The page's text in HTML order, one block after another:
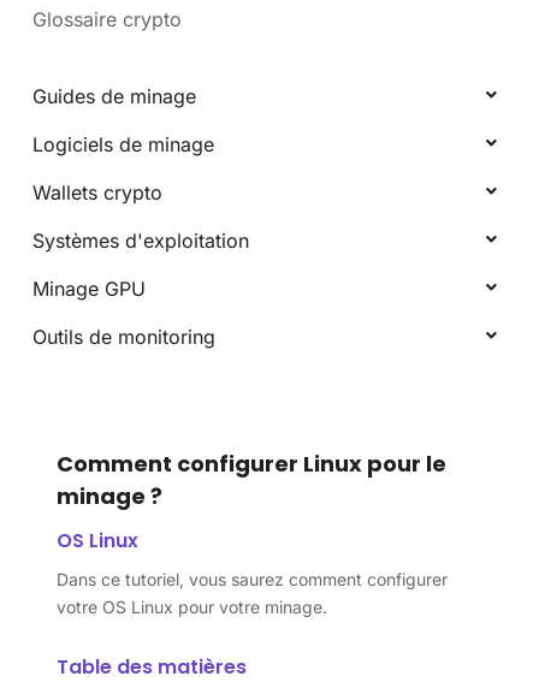
Glossaire crypto
Guides de minage
Logiciels de minage
Wallets crypto
Systèmes d'exploitation
Minage GPU
Outils de monitoring
Comment configurer Linux pour le
minage ?
OS Linux
Dans ce tutoriel, vous saurez comment configurer
votre OS Linux pour votre minage.
Table des matières